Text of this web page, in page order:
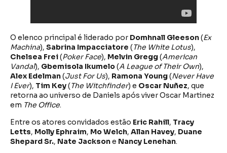
O elenco principal é liderado por Domhnall Gleeson(Ex
Machina), Sabrina Impacciatore (The White Lotus),
Chelsea Frei(Poker Face), Melvin Gregg(American
Vandal), Gbemisola Ikumelo(A League of Their Own),
Alex Edelman(Just For Us), Ramona Young(Never Have
I Ever), Tim Key(The Witchfinder) e Oscar Nuñez, que
retorna ao universo de Daniels após viver Oscar Martinez
em The Office.
Entre os atores convidados estão Eric Rahill, Tracy
Letts, Molly Ephraim, Mo Welch, Allan Havey, Duane
Shepard Sr., Nate Jacksone Nancy Lenehan.